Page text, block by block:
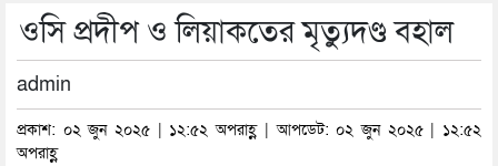
ওসি প্রদীপ ও লিয়াকতের মৃত্যুদণ্ড বহাল
admin
প্রকাশ: ০২ জুন ২০২৫ | ১২:৫২ অপরাহ্ণ | আপডেট: ০২ জুন ২০২৫ | ১২:৫২
অপরাহ্ণ